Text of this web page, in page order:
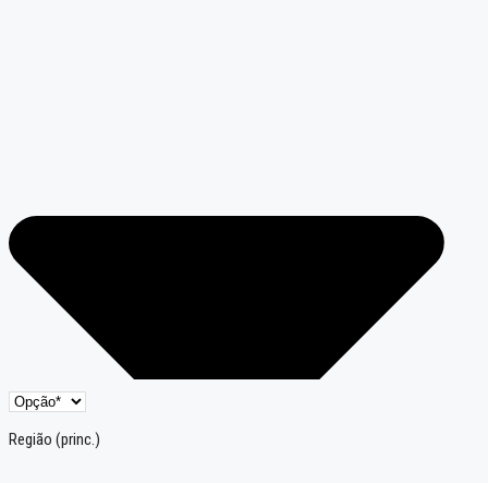
Região (princ.)